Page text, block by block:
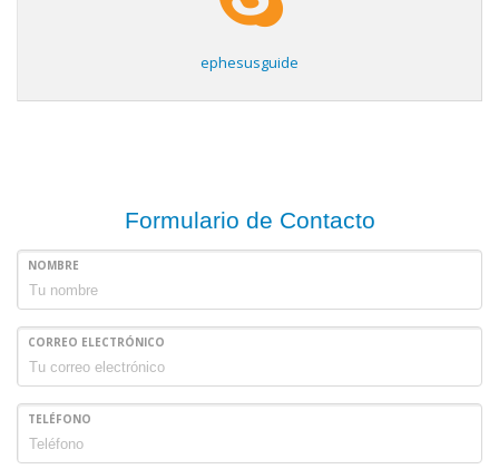
ephesusguide
Formulario de Contacto
NOMBRE
CORREO ELECTRÓNICO
TELÉFONO